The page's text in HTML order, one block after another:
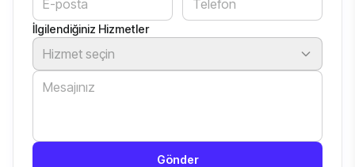
İlgilendiğiniz Hizmetler
Hizmet seçin
Gönder